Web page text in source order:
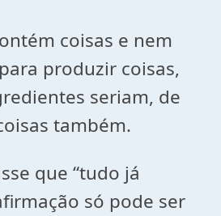
coisas e nem
produzir coisas,
seriam, de
também.
que “tudo já
só pode ser